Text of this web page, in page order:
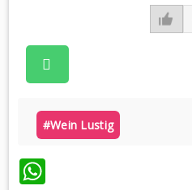
#wein Lustig
WhatsApp